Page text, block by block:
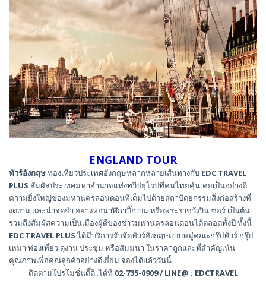
ENGLAND TOUR
ทัวร์อังกฤษท่องเที่ยวประเทศอังกฤษหลากหลายเส้นทางกับ EDC TRAVEL
PLUS สัมผัสประเทศมหาอำนาจแห่งทวีปยุโรปที่คนไทยคุ้นเคยเป็นอย่างดี
ความยิ่งใหญ่ของมหานครลอนดอนที่เต็มไปด้วยสถาปัตยกรรมสิ่งก่อสร้างที่
งดงาม และน่าจดจำ อย่างหอนาฬิกาบิ๊กเบน หรือพระราชวังวินเซอร์ เป็นต้น
รวมถึงสัมผัสความเป็นเมืองผู้ดีของชาวมหานครลอนดอนได้ตลอดทั้งปี ทั้งนี้
EDC TRAVEL PLUSได้มีบริการรับจัดทัวร์อังกฤษแบบหมู่คณะกรุ๊ปทัวร์ กรุ๊ป
เหมา ท่องเที่ยว ดุงาน ประชุม หรือสัมมนา ในราคาถูกและที่สำคัญเน้น
คุณภาพเพื่อคุณลูกค้าอย่างดีเยี่ยม จองได้แล้ววันนี้
ติดตามโปรโมชั่นดี๊ดี..ได้ที่ 02-735-0909 / LINE@ : EDCTRAVEL